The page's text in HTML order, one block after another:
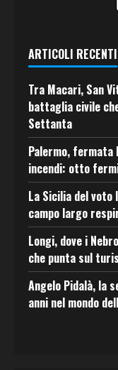
ARTICOLI RECENTI
Tra Macari, San
battaglia civile
Settanta
Palermo, fermata
incendi: otto
La Sicilia del
campo largo
Longi, dove i
che punta sul
Angelo Pidalà, la
anni nel mondo